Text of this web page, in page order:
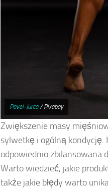
Pavel-Jurca/ Pixabay
Zwiększenie masy
sylwetkę i ogólną kondycję.
odpowiednio zbilansowana
Warto wiedzieć, jakie
także jakie błędy warto